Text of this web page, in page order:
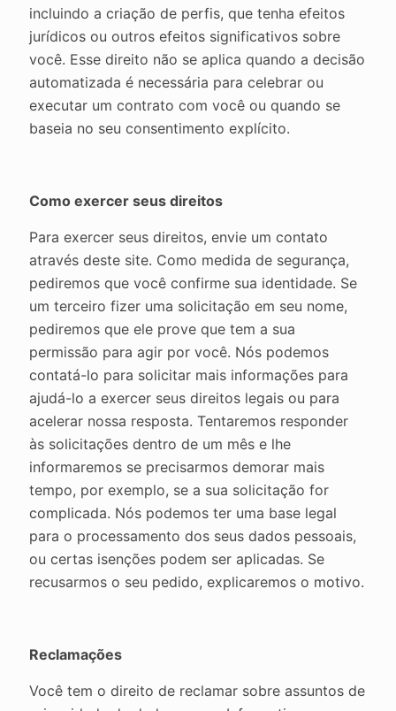
incluindo a criação de perfis, que tenha efeitos
jurídicos ou outros efeitos significativos sobre
você. Esse direito não se aplica quando a decisão
automatizada é necessária para celebrar ou
executar um contrato com você ou quando se
baseia no seu consentimento explícito.
Como exercer seus direitos
Para exercer seus direitos, envie um contato
através deste site. Como medida de segurança,
pediremos que você confirme sua identidade. Se
um terceiro fizer uma solicitação em seu nome,
pediremos que ele prove que tem a sua
permissão para agir por você. Nós podemos
contatá-lo para solicitar mais informações para
ajudá-lo a exercer seus direitos legais ou para
acelerar nossa resposta. Tentaremos responder
às solicitações dentro de um mês e lhe
informaremos se precisarmos demorar mais
tempo, por exemplo, se a sua solicitação for
complicada. Nós podemos ter uma base legal
para o processamento dos seus dados pessoais,
ou certas isenções podem ser aplicadas. Se
recusarmos o seu pedido, explicaremos o motivo.
Reclamações
Você tem o direito de reclamar sobre assuntos de